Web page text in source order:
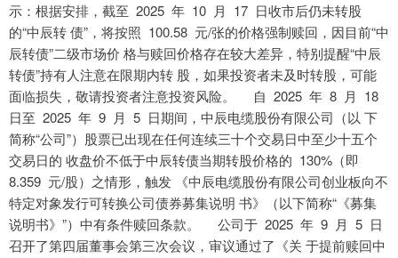
示：根据安排，截至 2025 年 10 月 17 日收市后仍未转股
的“中辰转 债”，将按照 100.58 元/张的价格强制赎回，因目前“中
辰转债”二级市场价 格与赎回价格存在较大差异，特别提醒“中辰
转债”持有人注意在限期内转 股，如果投资者未及时转股，可能
面临损失，敬请投资者注意投资风险。 自 2025 年 8 月 18
日至 2025 年 9 月 5 日期间，中辰电缆股份有限公司（以 下
简称“公司”）股票已出现在任何连续三十个交易日中至少十五个
交易日的 收盘价不低于中辰转债当期转股价格的 130%（即
8.359 元/股）之情形，触发 《中辰电缆股份有限公司创业板向不
特定对象发行可转换公司债券募集说明 书》（以下简称“《募集
说明书》”）中有条件赎回条款。 公司于 2025 年 9 月 5 日
召开了第四届董事会第三次会议，审议通过了《关 于提前赎回中